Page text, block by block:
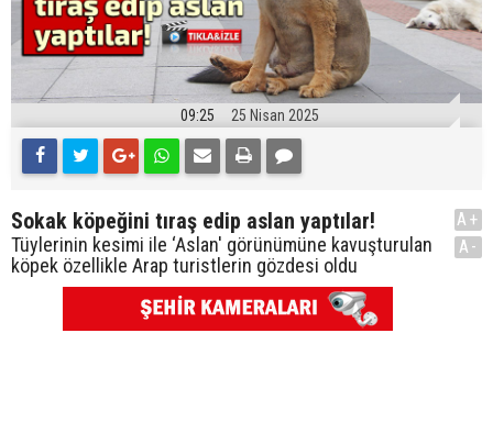
09:25 25 Nisan 2025
Sokak köpeğini tıraş edip aslan yaptılar!
Tüylerinin kesimi ile ‘Aslan' görünümüne kavuşturulan
köpek özellikle Arap turistlerin gözdesi oldu
A+
A-